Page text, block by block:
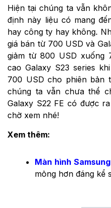
Hiện tại chúng ta vẫn
định này liệu có mang
hay công ty hay không.
giá bán từ 700 USD và
giảm từ 800 USD xuống
cao Galaxy S23 series
700 USD cho phiên bản
chúng ta vẫn chưa thể
Galaxy S22 FE có được
chờ xem nhé!
Xem thêm:
Màn hình
mỏng hơn đáng kể